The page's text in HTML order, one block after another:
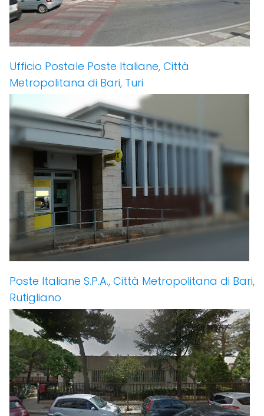
Ufficio Postale Poste Italiane, Città
Metropolitana di Bari, Turi
Poste Italiane S.P.A., Città Metropolitana di Bari,
Rutigliano